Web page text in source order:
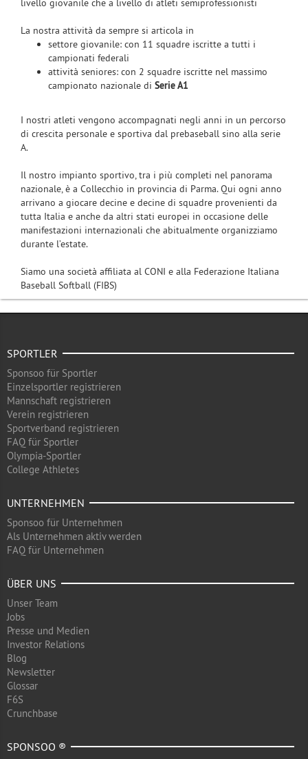
livello giovanile che a livello di atleti semiprofessionisti
La nostra attività da sempre si articola in
settore giovanile: con 11 squadre iscritte a tutti i
campionati federali
attività seniores: con 2 squadre iscritte nel massimo
campionato nazionale di Serie A1
I nostri atleti vengono accompagnati negli anni in un percorso
di crescita personale e sportiva dal prebaseball sino alla serie
A.
Il nostro impianto sportivo, tra i più completi nel panorama
nazionale, è a Collecchio in provincia di Parma. Qui ogni anno
arrivano a giocare decine e decine di squadre provenienti da
tutta Italia e anche da altri stati europei in occasione delle
manifestazioni internazionali che abitualmente organizziamo
durante l’estate.
Siamo una società affiliata al CONI e alla Federazione Italiana
Baseball Softball (FIBS)
SPORTLER
Sponsoo für Sportler
Einzelsportler registrieren
Mannschaft registrieren
Verein registrieren
Sportverband registrieren
FAQ für Sportler
Olympia-Sportler
College Athletes
UNTERNEHMEN
Sponsoo für Unternehmen
Als Unternehmen aktiv werden
FAQ für Unternehmen
ÜBER UNS
Unser Team
Jobs
Presse und Medien
Investor Relations
Blog
Newsletter
Glossar
F6S
Crunchbase
SPONSOO ®